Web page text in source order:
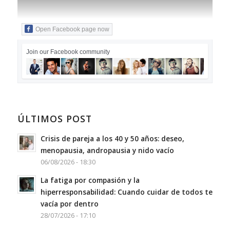
Open Facebook page now
Join our Facebook community
ÚLTIMOS POST
Crisis de pareja a los 40 y 50 años: deseo,
menopausia, andropausia y nido vacío
06/08/2026 - 18:30
La fatiga por compasión y la
hiperresponsabilidad: Cuando cuidar de todos te
vacía por dentro
28/07/2026 - 17:10